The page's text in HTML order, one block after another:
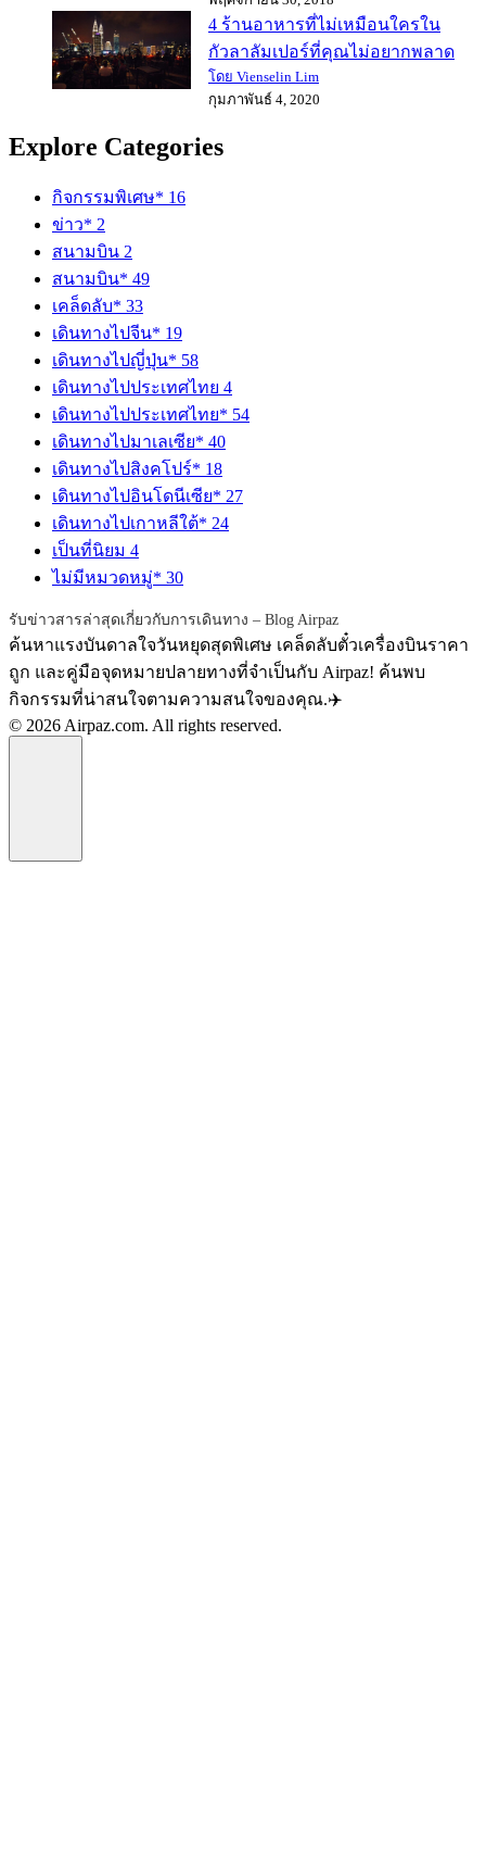
4 ร้านอาหารที่ไม่เหมือนใครใน
กัวลาลัมเปอร์ที่คุณไม่อยากพลาด
โดย Vienselin Lim
กุมภาพันธ์ 4, 2020
Explore Categories
กิจกรรมพิเศษ* 16
ข่าว* 2
สนามบิน 2
สนามบิน* 49
เคล็ดลับ* 33
เดินทางไปจีน* 19
เดินทางไปญี่ปุ่น* 58
เดินทางไปประเทศไทย 4
เดินทางไปประเทศไทย* 54
เดินทางไปมาเลเซีย* 40
เดินทางไปสิงคโปร์* 18
เดินทางไปอินโดนีเซีย* 27
เดินทางไปเกาหลีใต้* 24
เป็นที่นิยม 4
ไม่มีหมวดหมู่* 30
รับข่าวสารล่าสุดเกี่ยวกับการเดินทาง – Blog Airpaz
ค้นหาแรงบันดาลใจวันหยุดสุดพิเศษ เคล็ดลับตั๋วเครื่องบินราคา
ถูก และคู่มือจุดหมายปลายทางที่จำเป็นกับ Airpaz! ค้นพบ
กิจกรรมที่น่าสนใจตามความสนใจของคุณ.✈️
© 2026 Airpaz.com. All rights reserved.